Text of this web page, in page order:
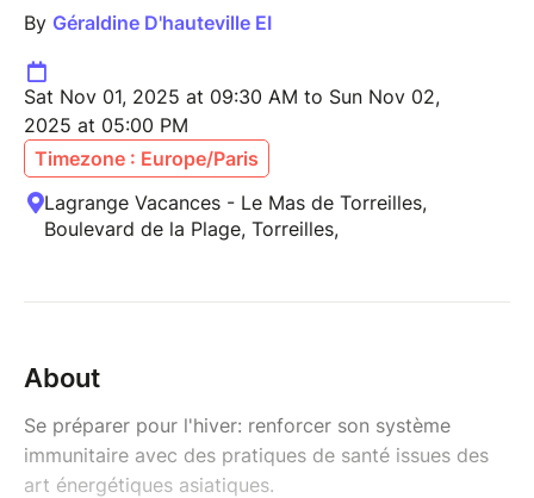
By Géraldine D'hauteville EI
Sat Nov 01, 2025 at 09:30 AM to Sun Nov 02,
2025 at 05:00 PM
Timezone : Europe/Paris
Lagrange Vacances - Le Mas de Torreilles,
Boulevard de la Plage, Torreilles,
About
Se préparer pour l'hiver: renforcer son système
immunitaire avec des pratiques de santé issues des
art énergétiques asiatiques.